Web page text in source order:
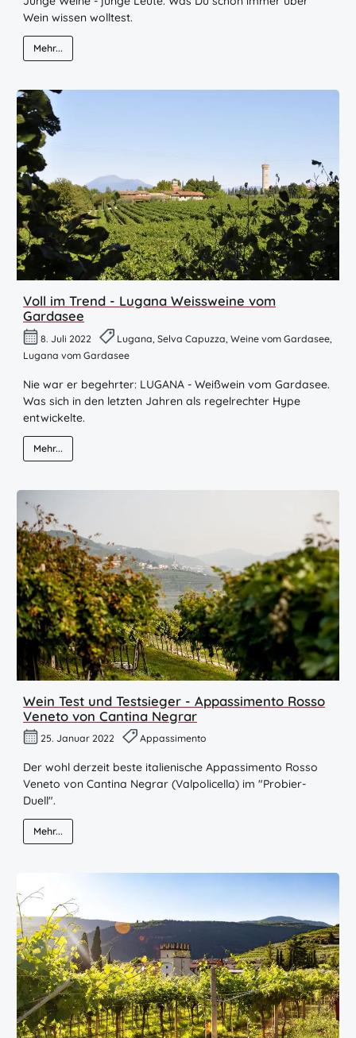
Wein wissen wolltest.
Mehr...
Voll im Trend - Lugana Weissweine vom
Gardasee
8. Juli 2022
Lugana, Selva Capuzza, Weine vom Gardasee,
Lugana vom Gardasee
Nie war er begehrter: LUGANA - Weißwein vom Gardasee.
Was sich in den letzten Jahren als regelrechter Hype
entwickelte.
Mehr...
Wein Test und Testsieger - Appassimento Rosso
Veneto von Cantina Negrar
25. Januar 2022 Appassimento
Der wohl derzeit beste italienische Appassimento Rosso
Veneto von Cantina Negrar (Valpolicella) im "Probier-
Duell".
Mehr...